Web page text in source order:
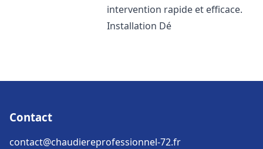
intervention rapide et efficace.
Installation Dé
Contact
contact@chaudiereprofessionnel-72.fr